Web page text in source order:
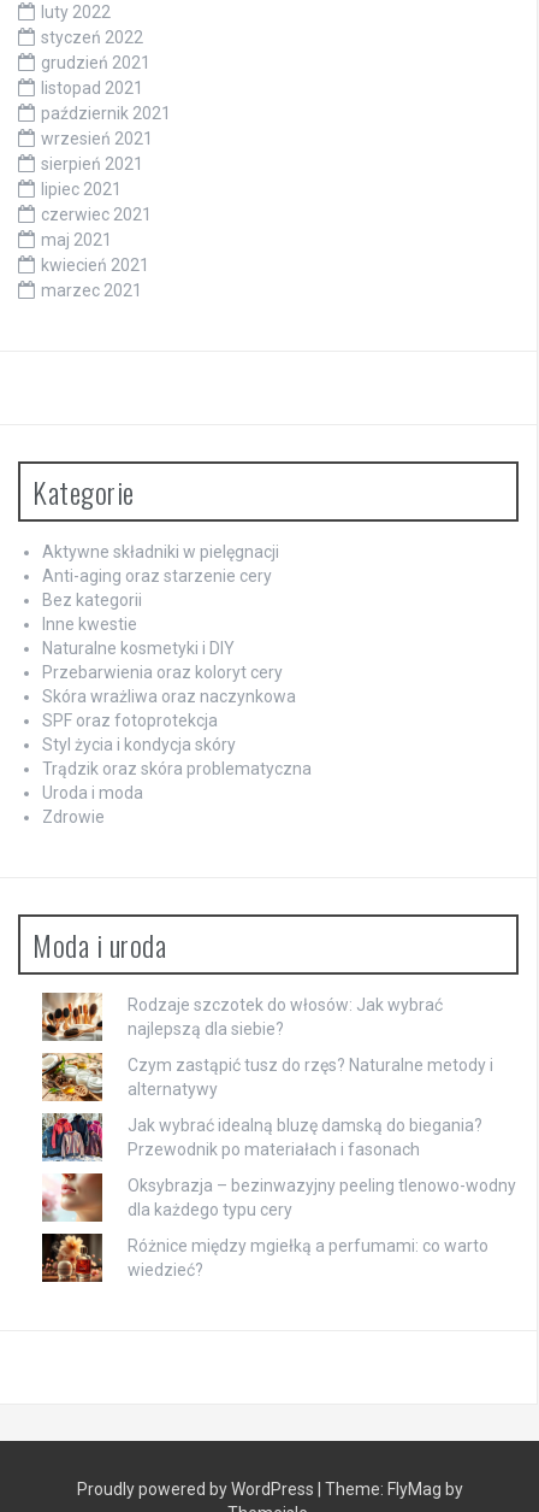
luty 2022
styczeń 2022
grudzień 2021
listopad 2021
październik 2021
wrzesień 2021
sierpień 2021
lipiec 2021
czerwiec 2021
maj 2021
kwiecień 2021
marzec 2021
Kategorie
Aktywne składniki w pielęgnacji
Anti-aging oraz starzenie cery
Bez kategorii
Inne kwestie
Naturalne kosmetyki i DIY
Przebarwienia oraz koloryt cery
Skóra wrażliwa oraz naczynkowa
SPF oraz fotoprotekcja
Styl życia i kondycja skóry
Trądzik oraz skóra problematyczna
Uroda i moda
Zdrowie
Moda i uroda
Rodzaje szczotek do włosów: Jak wybrać
najlepszą dla siebie?
Czym zastąpić tusz do rzęs? Naturalne metody i
alternatywy
Jak wybrać idealną bluzę damską do biegania?
Przewodnik po materiałach i fasonach
Oksybrazja – bezinwazyjny peeling tlenowo-wodny
dla każdego typu cery
Różnice między mgiełką a perfumami: co warto
wiedzieć?
Proudly powered by WordPress Theme: FlyMag by